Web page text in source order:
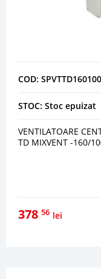
COD:
STOC: Stoc epuizat
VENTILATOARE
TD MIXVENT -160/
378 56 lei